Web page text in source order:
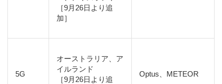
［9月26日より追
加］
5G
オーストラリア、ア
イルランド
［9月26日より追
Optus、METEOR